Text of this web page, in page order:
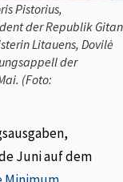
Pistorius,
der Republik
Litauens, Dovilė
der
(Foto:
Juni auf dem